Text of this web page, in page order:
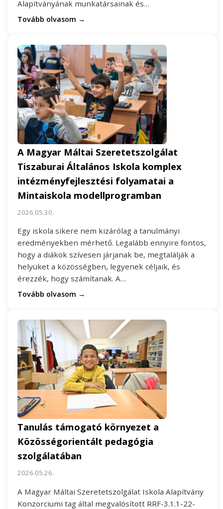
Alapítványának munkatársainak és…
Tovább olvasom →
A Magyar Máltai Szeretetszolgálat
Tiszaburai Általános Iskola komplex
intézményfejlesztési folyamatai a
Mintaiskola modellprogramban
2026.05.30.
Egy iskola sikere nem kizárólag a tanulmányi
eredményekben mérhető. Legalább ennyire fontos,
hogy a diákok szívesen járjanak be, megtalálják a
helyüket a közösségben, legyenek céljaik, és
érezzék, hogy számítanak. A…
Tovább olvasom →
Tanulás támogató környezet a
Közösségorientált pedagógia
szolgálatában
2026.05.26.
A Magyar Máltai Szeretetszolgálat Iskola Alapítvány
Konzorciumi tag által megvalósított RRF-3.1.1-22-